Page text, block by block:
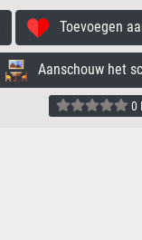
Toevoegen
Aanschouw het
0